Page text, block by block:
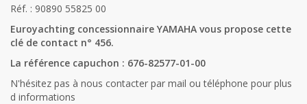
Réf. : 90890 55825 00
Euroyachting concessionnaire YAMAHA vous propose cette
clé de contact n° 456.
La référence capuchon : 676-82577-01-00
N'hésitez pas à nous contacter par mail ou téléphone pour plus
d informations